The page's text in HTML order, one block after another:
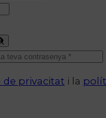
de privacitat i la